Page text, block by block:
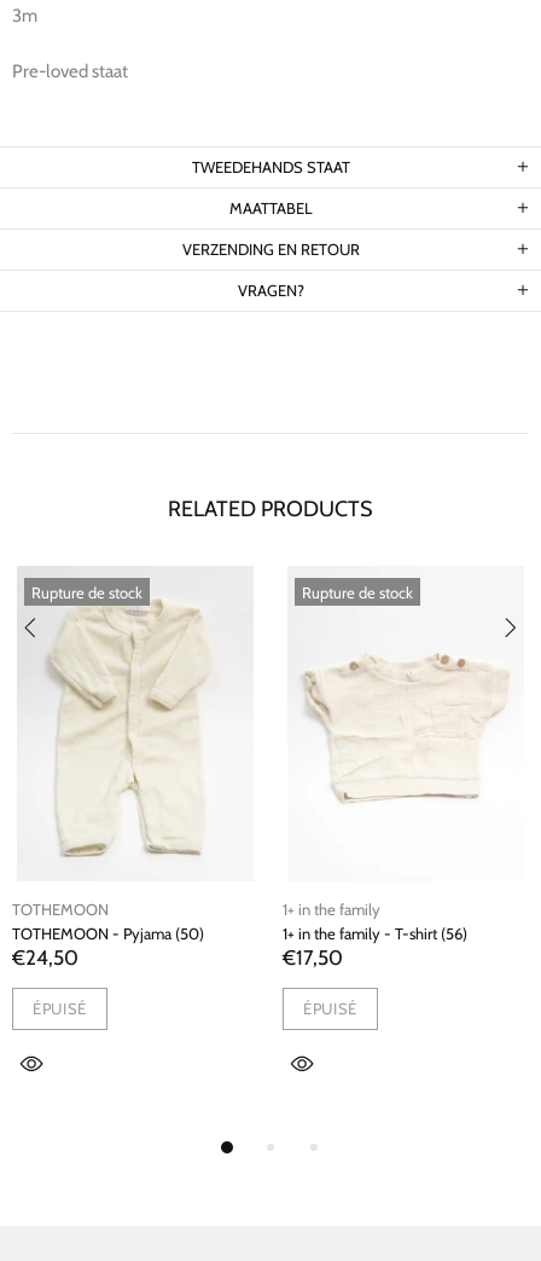
3m
Pre-loved staat
TWEEDEHANDS STAAT
MAATTABEL
VERZENDING EN RETOUR
VRAGEN?
RELATED PRODUCTS
Rupture de stock
TOTHEMOON
TOTHEMOON - Pyjama (50)
€24,50
ÉPUISÉ
Rupture de stock
1+ in the family
1+ in the family - T-shirt (56)
€17,50
ÉPUISÉ